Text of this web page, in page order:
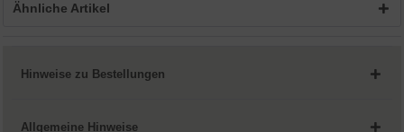
Ähnliche Artikel
Hinweise zu Bestellungen
Allgemeine Hinweise